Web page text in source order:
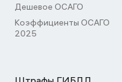
Дешевое ОСАГО
Коэффициенты ОСАГО
2025